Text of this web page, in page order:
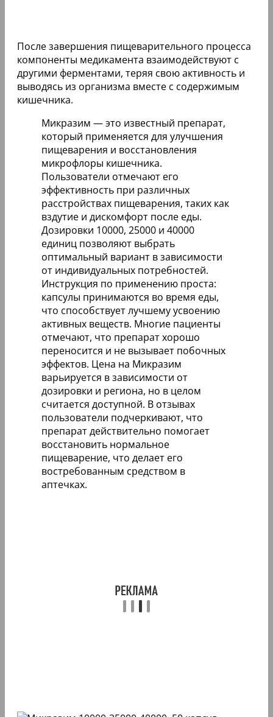
После завершения пищеварительного процесса
компоненты медикамента взаимодействуют с
другими ферментами, теряя свою активность и
выводясь из организма вместе с содержимым
кишечника.
Микразим — это известный препарат,
который применяется для улучшения
пищеварения и восстановления
микрофлоры кишечника.
Пользователи отмечают его
эффективность при различных
расстройствах пищеварения, таких как
вздутие и дискомфорт после еды.
Дозировки 10000, 25000 и 40000
единиц позволяют выбрать
оптимальный вариант в зависимости
от индивидуальных потребностей.
Инструкция по применению проста:
капсулы принимаются во время еды,
что способствует лучшему усвоению
активных веществ. Многие пациенты
отмечают, что препарат хорошо
переносится и не вызывает побочных
эффектов. Цена на Микразим
варьируется в зависимости от
дозировки и региона, но в целом
считается доступной. В отзывах
пользователи подчеркивают, что
препарат действительно помогает
восстановить нормальное
пищеварение, что делает его
востребованным средством в
аптечках.